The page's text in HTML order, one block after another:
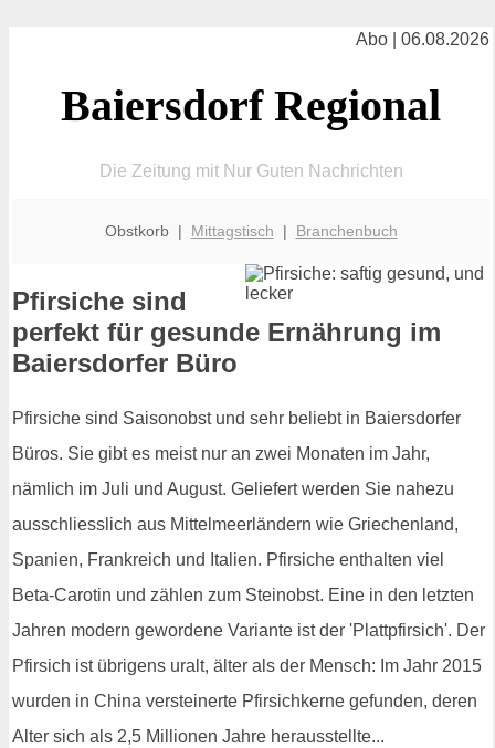
Abo | 06.08.2026
Baiersdorf Regional
Die Zeitung mit Nur Guten Nachrichten
Obstkorb | Mittagstisch | Branchenbuch
Pfirsiche sind
perfekt für gesunde Ernährung im
Baiersdorfer Büro
Pfirsiche sind Saisonobst und sehr beliebt in Baiersdorfer
Büros. Sie gibt es meist nur an zwei Monaten im Jahr,
nämlich im Juli und August. Geliefert werden Sie nahezu
ausschliesslich aus Mittelmeerländern wie Griechenland,
Spanien, Frankreich und Italien. Pfirsiche enthalten viel
Beta-Carotin und zählen zum Steinobst. Eine in den letzten
Jahren modern gewordene Variante ist der 'Plattpfirsich'. Der
Pfirsich ist übrigens uralt, älter als der Mensch: Im Jahr 2015
wurden in China versteinerte Pfirsichkerne gefunden, deren
Alter sich als 2,5 Millionen Jahre herausstellte...